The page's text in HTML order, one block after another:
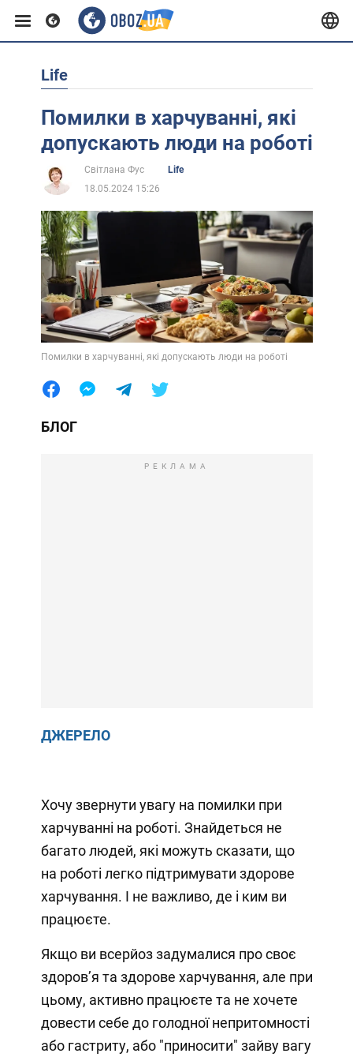
Європа
США
Африка
Життя
Лайфхаки
Life
Помилки в харчуванні, які
допускають люди на роботі
Світлана Фус
Life
18.05.2024 15:26
Помилки в харчуванні, які допускають люди на роботі
БЛОГ
РЕКЛАМА
ДЖЕРЕЛО
Хочу звернути увагу на помилки при
харчуванні на роботі. Знайдеться не
багато людей, які можуть сказати, що
на роботі легко підтримувати здорове
харчування. І не важливо, де і ким ви
працюєте.⁣⁣⠀
Якщо ви всерйоз задумалися про своє
здоров’я та здорове харчування, але при
цьому, активно працюєте та не хочете
довести себе до голодної непритомності
або гастриту, або "приносити" зайву вагу